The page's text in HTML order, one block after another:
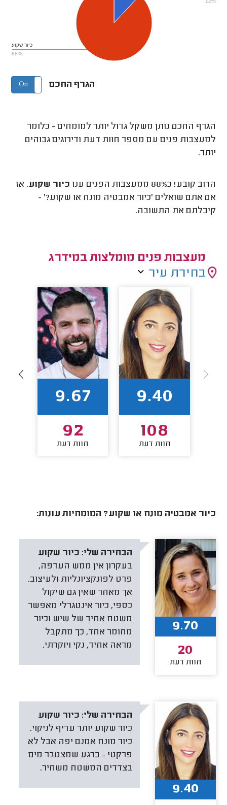
כיור שקוע
88%
הגרף החכם On Off
הגרף החכם נותן משקל גדול יותר למומחים - כלומר
למעצבות פנים עם מספר חוות דעת ודירוגים גבוהים
יותר.
הרוב קובע! כ88% ממעצבות הפנים ענו כיור שקוע. אז
אם אתם שואלים 'כיור אמבטיה מונח או שקוע?' -
קיבלתם את התשובה.
מעצבות פנים מומלצות במידרג
בחירת עיר
9.40
108
חוות דעת
9.67
92
חוות דעת
כיור אמבטיה מונח או שקוע? המומחיות עונות:
הבחירה שלי: כיור שקוע
בעקרון אין ממש העדפה,
פרט לפונקציונליות ולעיצוב.
אך מאחר שאין גם שיקול
כספי, כיור אינטגרלי מאפשר
משטח אחיד של שיש וכיור
מחומר אחד, כך מתקבל
מראה אחיד, נקי ויוקרתי.
9.70
20
חוות דעת
הבחירה שלי: כיור שקוע
כיור שקוע יותר עדיף לניקוי.
כיור מונח אמנם יפה אבל לא
פרקטי - ברגע שמצטבר מים
בצדדים המשטח משחיר.
9.40